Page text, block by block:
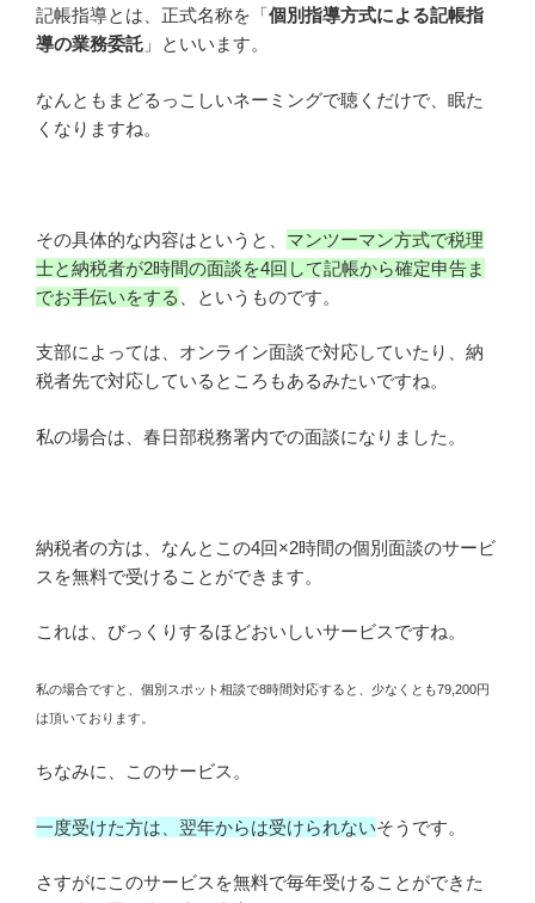
記帳指導とは、正式名称を「個別指導方式による記帳指
導の業務委託 」といいます。
なんともまどるっこしいネーミングで聴くだけで、眠た
くなりますね。
その具体的な内容はというと、 マンツーマン方式で税理
士と納税者が2時間の面談を4回して記帳から確定申告ま
でお手伝いをする
、というものです。
支部によっては、オンライン面談で対応していたり、納
税者先で対応しているところもあるみたいですね。
私の場合は、春日部税務署内での面談になりました。
納税者の方は、なんとこの4回×2時間の個別面談のサービ
スを無料で受けることができます。
これは、びっくりするほどおいしいサービスですね。
私の場合ですと、個別スポット相談で8時間対応すると、少なくとも79,200円
は頂いております。
ちなみに、このサービス。
一度受けた方は、翌年からは受けられないそうです。
さすがにこのサービスを無料で毎年受けることができた